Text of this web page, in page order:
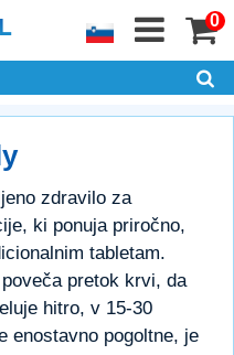
0
zdravilo za
ki ponuja priročno,
tabletam.
pretok krvi, da
hitro, v 15-30
enostavno pogoltne, je